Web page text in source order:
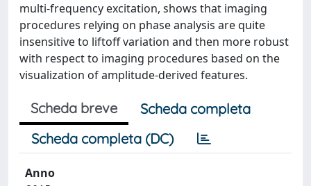
multi-frequency excitation, shows that imaging
procedures relying on phase analysis are quite
insensitive to liftoff variation and then more robust
with respect to imaging procedures based on the
visualization of amplitude-derived features.
Scheda breve
Scheda completa
Scheda completa (DC)
Anno